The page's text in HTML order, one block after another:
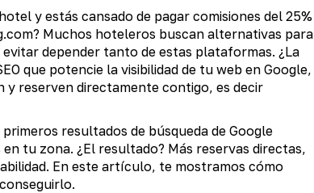
y estás cansado de pagar comisiones del 25%
Muchos hoteleros buscan alternativas para
depender tanto de estas plataformas. ¿La
que potencie la visibilidad de tu web en Google,
reserven directamente contigo, es decir
resultados de búsqueda de Google
tu zona. ¿El resultado? Más reservas directas,
En este artículo, te mostramos cómo